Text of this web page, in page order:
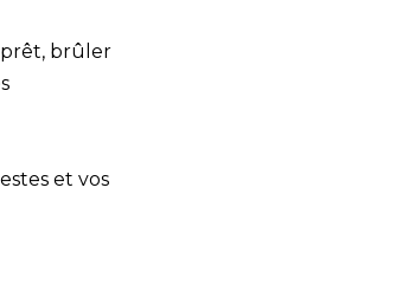
prêt, brûler
et vos